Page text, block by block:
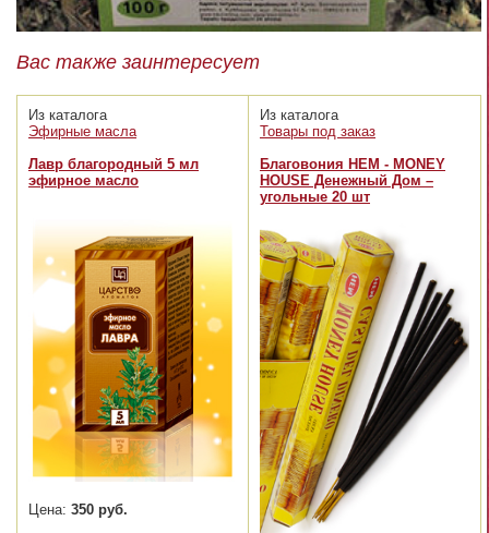
Вас также заинтересует
Из каталога
Эфирные масла
Лавр благородный 5 мл
эфирное масло
Цена: 350 руб.
Из каталога
Товары под заказ
Благовония HEM - MONEY
HOUSE Денежный Дом –
угольные 20 шт